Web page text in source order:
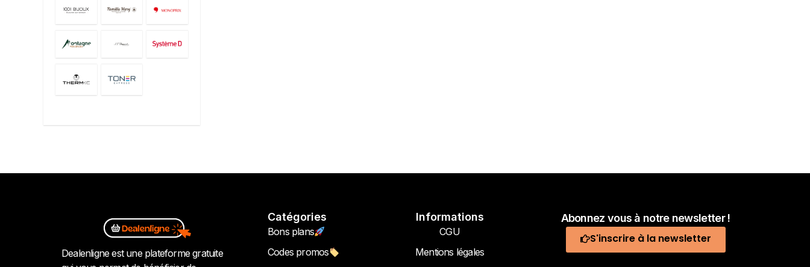
Dealenligne est une plateforme gratuite
Catégories
Bons plans
Codes promos
Informations
CGU
Mentions légales
Abonnez vous à notre newsletter !
S'inscrire à la newsletter